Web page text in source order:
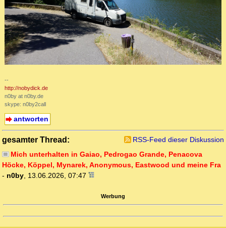
--
http://nobydick.de
n0by at n0by.de
skype: n0by2call
antworten
gesamter Thread:
RSS-Feed dieser Diskussion
Mich unterhalten in Gaiao, Pedrogao Grande, Penacova
Höcke, Köppel, Mynarek, Anonymous, Eastwood und meine Fra
- n0by 13.06.2026, 07:47
Werbung